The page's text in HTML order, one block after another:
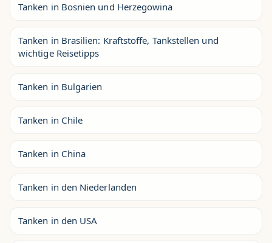
Tanken in Bosnien und Herzegowina
Tanken in Brasilien: Kraftstoffe, Tankstellen und
wichtige Reisetipps
Tanken in Bulgarien
Tanken in Chile
Tanken in China
Tanken in den Niederlanden
Tanken in den USA